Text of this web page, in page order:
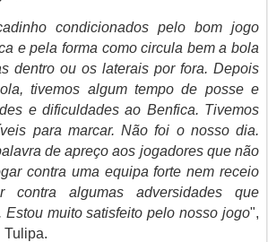
condicionados pelo bom jogo
e pela forma como circula bem a bola
dentro ou os laterais por fora. Depois
tivemos algum tempo de posse e
e dificuldades ao Benfica. Tivemos
para marcar. Não foi o nosso dia.
de apreço aos jogadores que não
contra uma equipa forte nem receio
contra algumas adversidades que
Estou muito satisfeito pelo nosso jogo",
Tulipa.